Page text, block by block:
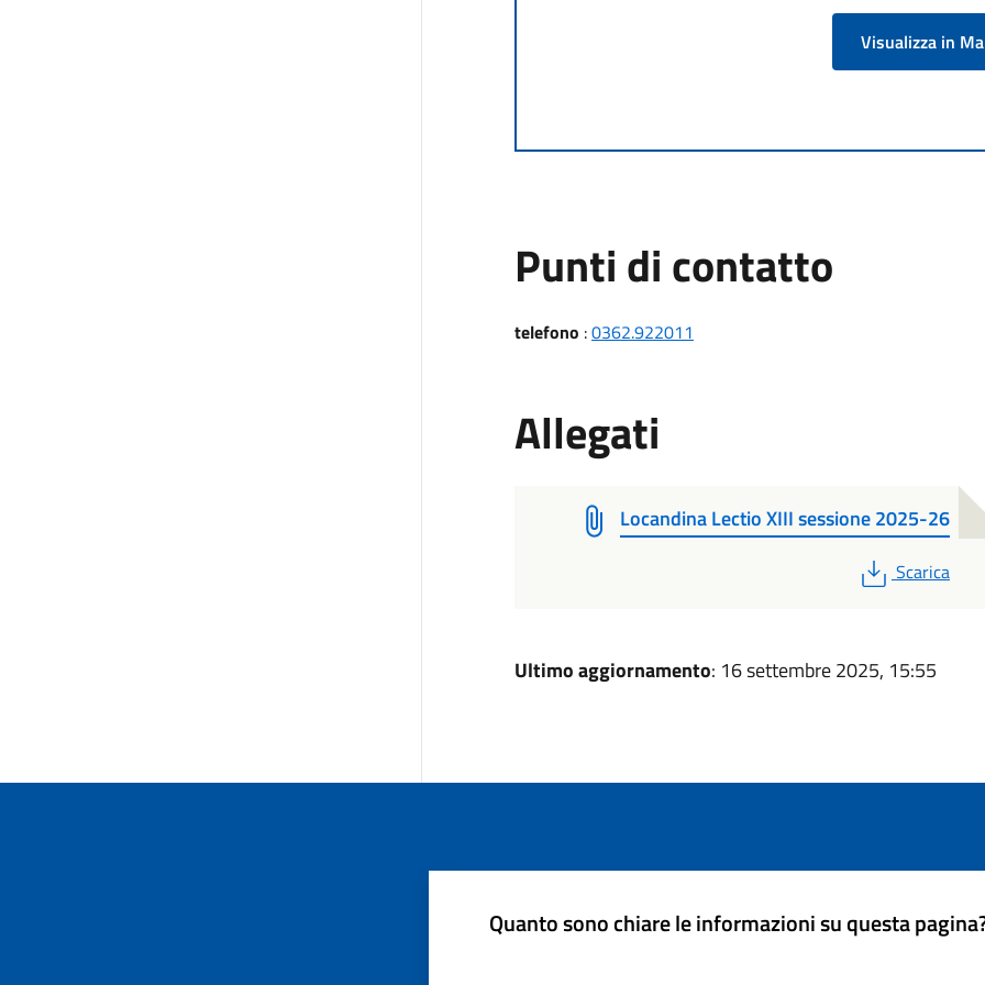
Visualizza in
Punti di contatto
telefono :0362.922011
Allegati
Locandina Lectio XIII sessione 2025-26
PDF
Scarica
Ultimo aggiornamento: 16 settembre 2025, 15:55
Quanto sono chiare le informazioni su questa